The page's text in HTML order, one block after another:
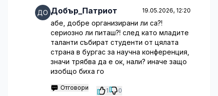
Добър_Патриот 19.05.2026, 12:20
абе, добре организирани ли са?!
сериозно ли питаш?! след като младите
таланти събират студенти от цялата
страна в бургас за научна конференция,
значи трябва да е ок, нали? иначе защо
изобщо биха го
Отговори 1 0